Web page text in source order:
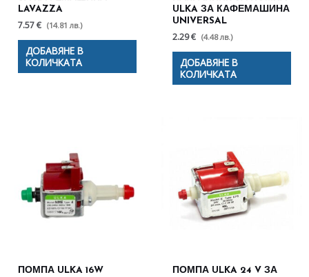
LAVAZZA
7.57 € (14.81 лв.)
ДОБАВЯНЕ В
КОЛИЧКАТА
ULKA ЗА КАФЕМАШИНА
UNIVERSAL
2.29 € (4.48 лв.)
ДОБАВЯНЕ В
КОЛИЧКАТА
ПОМПА ULKA 16W
ПОМПА ULKA 24 V ЗА